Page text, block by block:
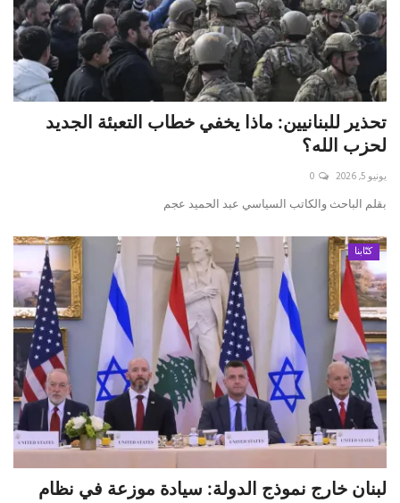
تحذير للبنانيين: ماذا يخفي خطاب التعبئة الجديد
لحزب الله؟
يونيو 5, 2026 0
بقلم الباحث والكاتب السياسي عبد الحميد عجم
كتّابنا
لبنان خارج نموذج الدولة: سيادة موزعة في نظام